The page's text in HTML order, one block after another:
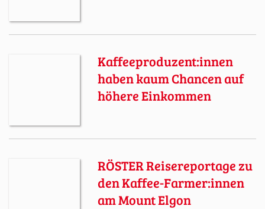
Kaffeeproduzent:innen
haben kaum Chancen auf
höhere Einkommen
RÖSTER Reisereportage zu
den Kaffee-Farmer:innen
am Mount Elgon